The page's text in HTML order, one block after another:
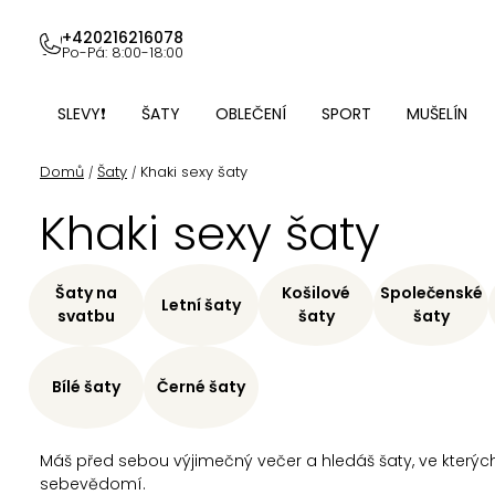
obsah
+420216216078
Po-Pá: 8:00-18:00
SLEVY❗ ŠATY OBLEČENÍ SPORT MUŠELÍN
Domů / Šaty / Khaki sexy šaty
Khaki sexy šaty
Máš před sebou výjimečný večer a hledáš šaty, ve
sebevědomí.
Šaty na
svatbu
Letní šaty
Košilové
šaty
Společenské
šaty
Bílé šaty Černé šaty